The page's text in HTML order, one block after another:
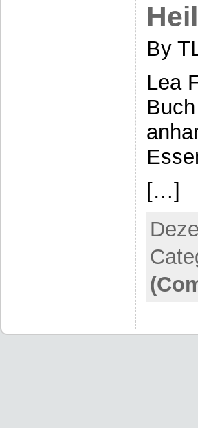
By
Lea
[…]